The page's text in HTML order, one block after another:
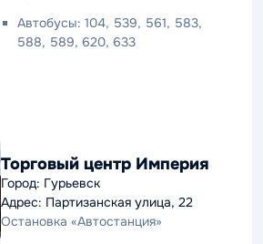
Автобусы: 104, 539, 561, 583,
588, 589, 620, 633
Торговый центр Империя
Город: Гурьевск
Адрес: Партизанская улица, 22
Остановка «Автостанция»